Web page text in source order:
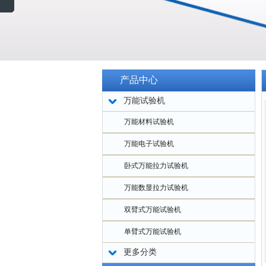
产品中心
万能试验机
万能材料试验机
万能电子试验机
卧式万能拉力试验机
万能数显拉力试验机
双臂式万能试验机
单臂式万能试验机
更多分类